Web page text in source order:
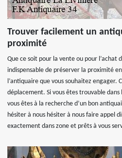
Trouver facilement un
proximité
Que ce soit pour la vente ou pour l’achat
indispensable de préserver la proximité
l’antiquaire que vous souhaitez engager.
déplacement. Si vous êtes trouvable
vous êtes à la recherche d’un bon
hésiter à nous hésiter à nous faire appel
exactement dans zone et prêts à vous